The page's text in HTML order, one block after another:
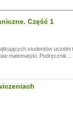
Część 1
studentów
matematyki. Podręcznik...